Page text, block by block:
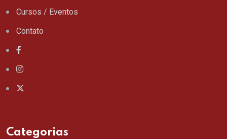
Cursos / Eventos
Contato
Categorias